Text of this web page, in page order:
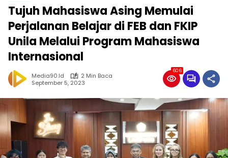
Tujuh Mahasiswa Asing Memulai
Perjalanan Belajar di FEB dan FKIP
Unila Melalui Program Mahasiswa
Internasional
Media90.id
2 Min Baca
September 5, 2023
606